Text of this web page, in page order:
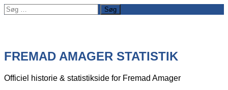
Søg
efter:
FREMAD AMAGER STATISTIK
Officiel historie & statistikside for Fremad Amager